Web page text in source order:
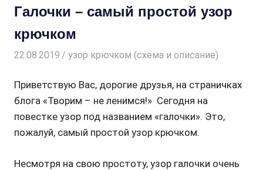
Галочки – самый простой узор
крючком
22.08.2019 Творогова Елена
узор крючком (схема и описание)
Приветствую Вас, дорогие друзья, на страничках
блога «Творим – не ленимся!» Сегодня на
повестке узор под названием «галочки». Это,
пожалуй, самый простой узор крючком.
Несмотря на свою простоту, узор галочки очень